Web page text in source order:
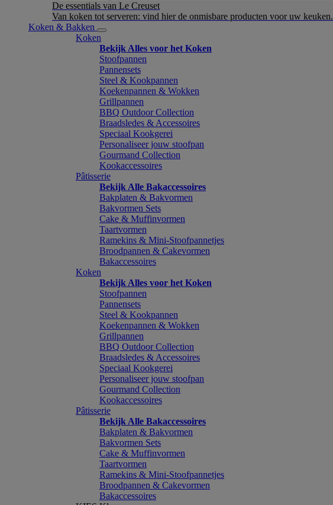
De essentials van Le Creuset
Van koken tot serveren: vind hier de onmisbare producten voor uw keuken.
Koken & Bakken
Koken
Bekijk Alles voor het Koken
Stoofpannen
Pannensets
Steel & Kookpannen
Koekenpannen & Wokken
Grillpannen
BBQ Outdoor Collection
Braadsledes & Accessoires
Speciaal Kookgerei
Personaliseer jouw stoofpan
Gourmand Collection
Kookaccessoires
Pâtisserie
Bekijk Alle Bakaccessoires
Bakplaten & Bakvormen
Bakvormen Sets
Cake & Muffinvormen
Taartvormen
Ramekins & Mini-Stoofpannetjes
Broodpannen & Cakevormen
Bakaccessoires
Koken
Bekijk Alles voor het Koken
Stoofpannen
Pannensets
Steel & Kookpannen
Koekenpannen & Wokken
Grillpannen
BBQ Outdoor Collection
Braadsledes & Accessoires
Speciaal Kookgerei
Personaliseer jouw stoofpan
Gourmand Collection
Kookaccessoires
Pâtisserie
Bekijk Alle Bakaccessoires
Bakplaten & Bakvormen
Bakvormen Sets
Cake & Muffinvormen
Taartvormen
Ramekins & Mini-Stoofpannetjes
Broodpannen & Cakevormen
Bakaccessoires